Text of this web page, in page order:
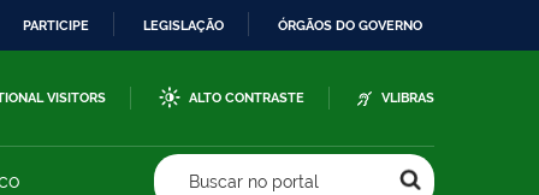
PARTICIPE LEGISLAÇÃO ÓRGÃOS DO GOVERNO
VISITORS ALTO CONTRASTE VLIBRAS
Buscar no portal